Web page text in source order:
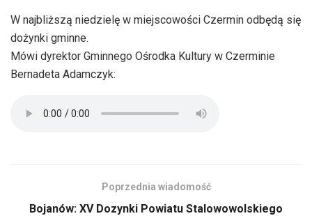
W najbliższą niedzielę w miejscowości Czermin odbędą się
dożynki gminne.
Mówi dyrektor Gminnego Ośrodka Kultury w Czerminie
Bernadeta Adamczyk:
Poprzednia wiadomość
Bojanów: XV Dozynki Powiatu Stalowowolskiego